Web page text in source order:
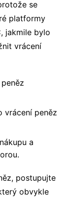
se
platformy
jakmile bylo
vrácení
vrácení peněz
a
postupujte
obvykle